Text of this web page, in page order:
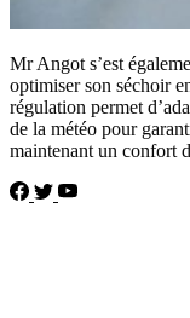
Mr Angot s’est
optimiser son séchoir
régulation permet
de la météo pour
maintenant un confort